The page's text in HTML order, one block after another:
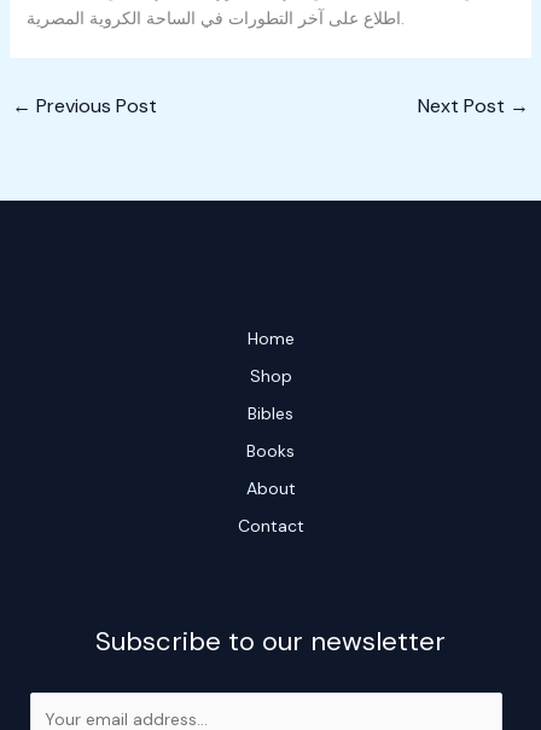
← Previous Post Next Post →
Home
Shop
Bibles
Books
About
Contact
Subscribe to our newsletter